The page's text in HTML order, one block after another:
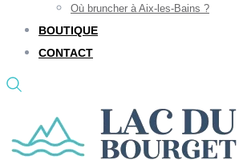
Où bruncher à Aix-les-Bains ?
BOUTIQUE
CONTACT